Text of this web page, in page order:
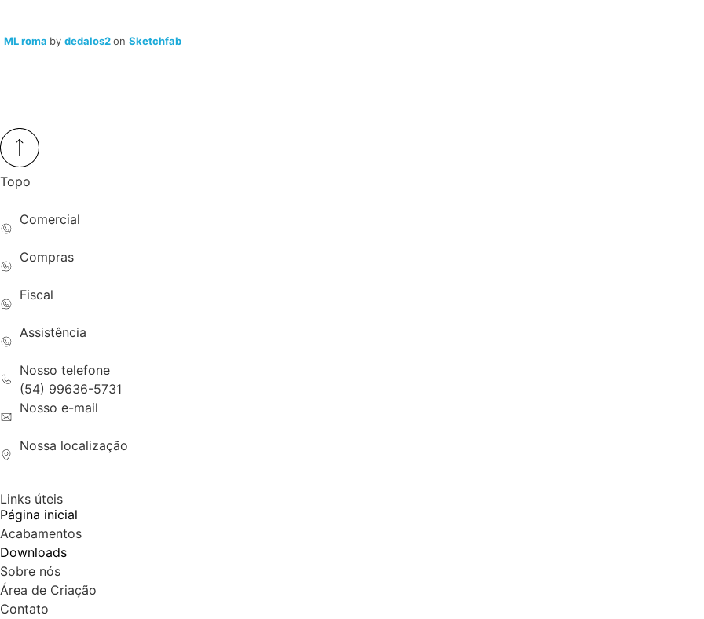
ML roma by dedalos2on Sketchfab
Topo
Comercial
Compras
Fiscal
Assistência
Nosso telefone
(54) 99636-5731
Nosso e-mail
Nossa localização
Links úteis
Página inicial
Acabamentos
Downloads
Sobre nós
Área de Criação
Contato